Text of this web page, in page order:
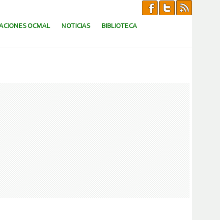
OCMAL NOTICIAS BIBLIOTECA